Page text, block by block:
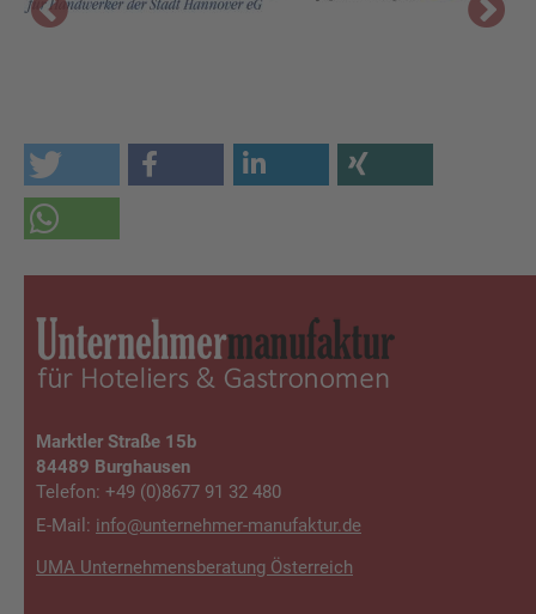
Marktler Straße 15b
84489 Burghausen
Telefon: +49 (0)8677 91 32 480
E-Mail: info@unterneh­mer-manufaktur.de
UMA Unternehmensberatung Österreich